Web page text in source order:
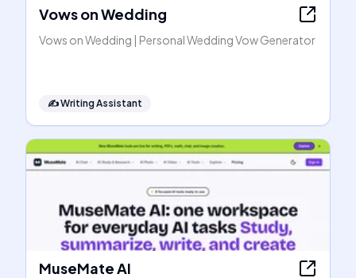
Vows on Wedding
Vows on Wedding | Personal Wedding Vow Generator
✍️Writing Assistant
MuseMate AI